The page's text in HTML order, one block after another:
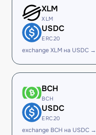
XLM
XLM
USDC
ERC20
exchange XLM на USDC →
BCH
BCH
USDC
ERC20
exchange BCH на USDC →